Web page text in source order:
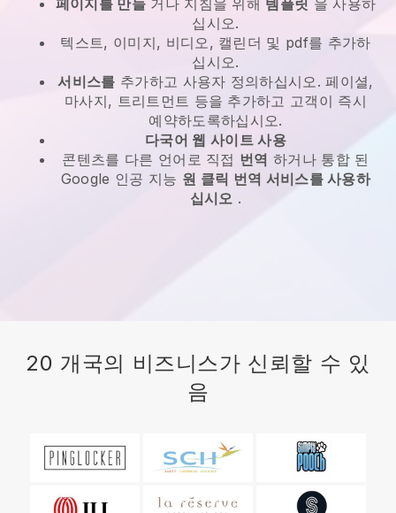
십시오.
텍스트, 이미지, 비디오, 캘린더 및 pdf를 추가하
십시오.
서비스를 추가하고 사용자 정의하십시오. 페이셜,
마사지, 트리트먼트 등을 추가하고 고객이 즉시
예약하도록하십시오.
다국어 웹 사이트 사용
콘텐츠를 다른 언어로 직접 번역 하거나 통합 된
Google 인공 지능 원 클릭 번역 서비스를 사용하
십시오 .
20 개국의 비즈니스가 신뢰할 수 있
음